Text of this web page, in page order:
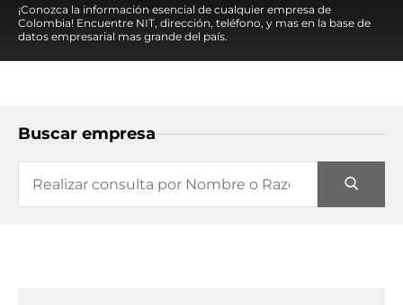
¡Conozca la información esencial de cualquier empresa de
Colombia! Encuentre NIT, dirección, teléfono, y mas en la base de
datos empresarial mas grande del país.
Buscar empresa